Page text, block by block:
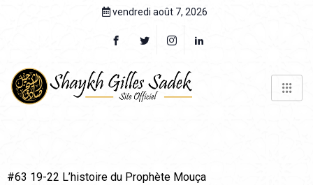
vendredi août 7, 2026
#63 19-22 L’histoire du Prophète Mouça